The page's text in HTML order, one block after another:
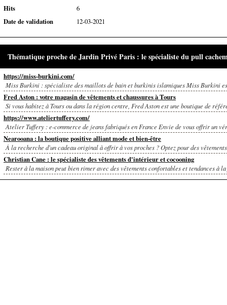
Hits
6
Date de validation
12-03-2021
Thématique proche de Jardin Privé Paris : le spécialiste du pull
https://miss-burkini.com/
Miss Burkini : spécialiste des maillots de bain et burkinis islamiques Miss Burkini
Fred Aston : votre magasin de vêtements et chaussures à Tours
Si vous habitez à Tours ou dans la région centre, Fred Aston est une boutique de
https://www.ateliertuffery.com/
Atelier Tuffery : e-commerce de jeans fabriqués en France Envie de vous offrir un
Nearooana : la boutique positive alliant mode et bien-être
À la recherche d'un cadeau original à offrir à vos proches ? Optez pour des
Christian Cane : le spécialiste des vêtements d'intérieur et cocooning
Rester à la maison peut bien rimer avec des vêtements confortables et tendances à